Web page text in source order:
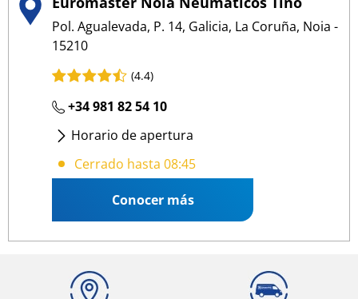
Pol. Agualevada, P. 14, Galicia, La Coruña, Noia -
15210
(4.4)
+34 981 82 54 10
Horario de apertura
Lunes - Jueves: 08:45 17:30
Viernes: 09:00 15:00
Cerrado hasta 08:45
Conocer más